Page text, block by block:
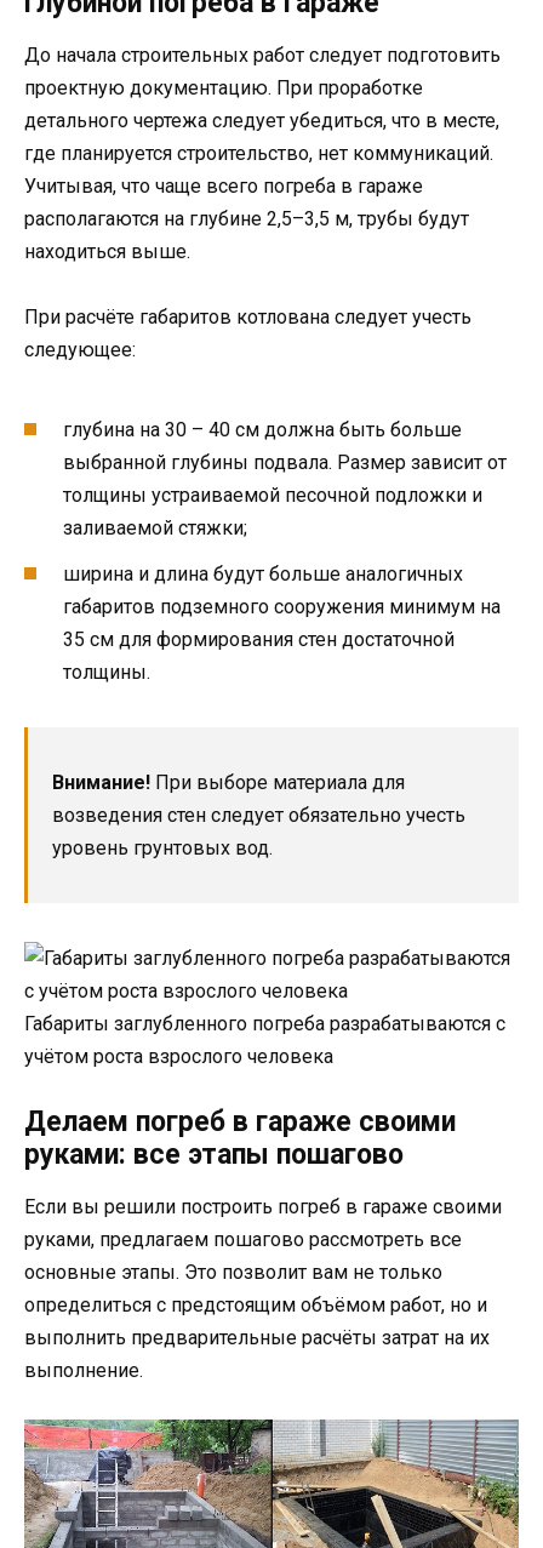
До начала строительных работ следует подготовить
проектную документацию. При проработке
детального чертежа следует убедиться, что в месте,
где планируется строительство, нет коммуникаций.
Учитывая, что чаще всего погреба в гараже
располагаются на глубине 2,5–3,5 м, трубы будут
находиться выше.
При расчёте габаритов котлована следует учесть
следующее:
глубина на 30 – 40 см должна быть больше
выбранной глубины подвала. Размер зависит от
толщины устраиваемой песочной подложки и
заливаемой стяжки;
ширина и длина будут больше аналогичных
габаритов подземного сооружения минимум на
35 см для формирования стен достаточной
толщины.
Внимание! При выборе материала для
возведения стен следует обязательно учесть
уровень грунтовых вод.
Габариты заглубленного погреба разрабатываются с
учётом роста взрослого человека
Делаем погреб в гараже своими
руками: все этапы пошагово
Если вы решили построить погреб в гараже своими
руками, предлагаем пошагово рассмотреть все
основные этапы. Это позволит вам не только
определиться с предстоящим объёмом работ, но и
выполнить предварительные расчёты затрат на их
выполнение.